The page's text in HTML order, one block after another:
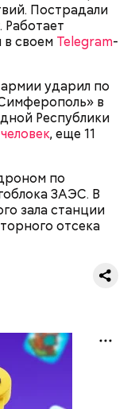
Пострадали
Работает
своем Telegram-
ударил по
в
Республики
, еще 11
по
ЗАЭС. В
зала станции
отсека
в области
социальных
часть
курсов и
получал на
лица, а
лицевые
и возвращали
деньгами и не
счетами,
девушка.
испытал
же года,
в машине,
морсом с
умер в